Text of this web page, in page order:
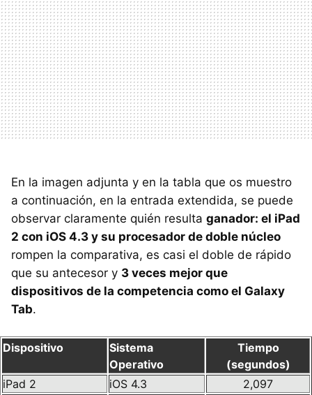
En la imagen adjunta y en la tabla que os muestro
a continuación, en la entrada extendida, se puede
observar claramente quién resulta ganador: el iPad
2 con iOS 4.3 y su procesador de doble núcleo
rompen la comparativa, es casi el doble de rápido
que su antecesor y 3 veces mejor que
dispositivos de la competencia como el Galaxy
Tab.
Dispositivo
Sistema
Operativo
Tiempo
(segundos)
iPad 2
iOS 4.3
2,097